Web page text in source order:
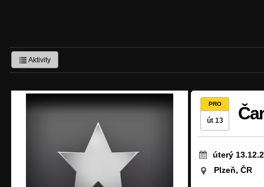
Aktivity
PRO
út 13
úterý
Plzeň, ČR